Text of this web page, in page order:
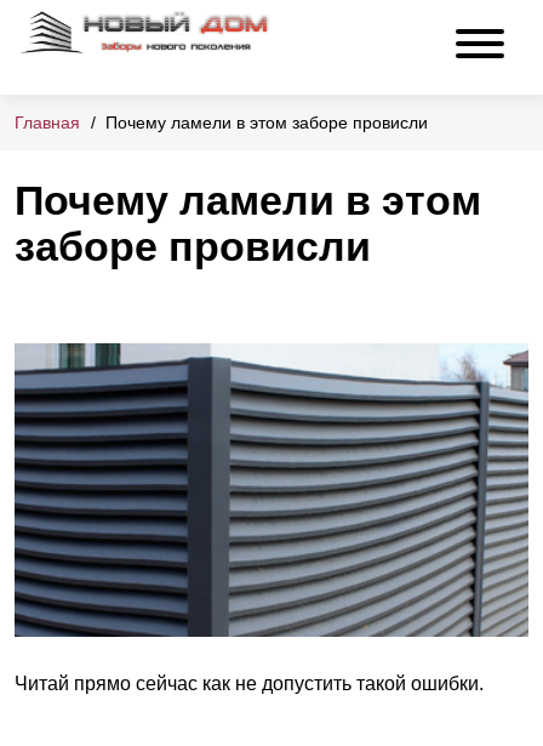
Главная Почему ламели в этом заборе провисли
Почему ламели в этом
заборе провисли
Читай прямо сейчас как не допустить такой ошибки.